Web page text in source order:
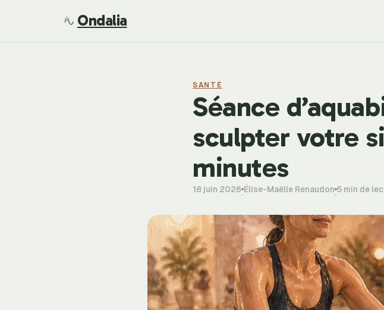
Ondalia
SANTÉ
Séance
sculpter votre
minutes
18 juin 2026·Élise-Maëlle Renaudon·5 min de